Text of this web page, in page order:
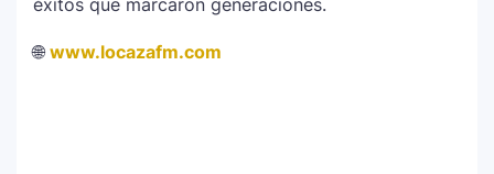
éxitos que marcaron generaciones.
🌐 www.locazafm.com